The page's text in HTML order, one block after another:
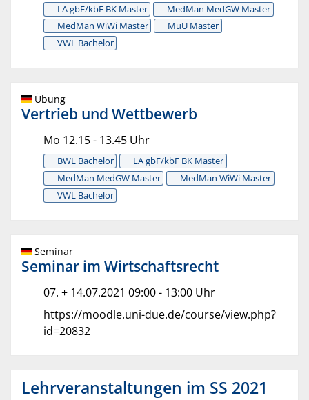
LA gbF/kbF BK Master
MedMan MedGW Master
MedMan WiWi Master
MuU Master
VWL Bachelor
Übung
Vertrieb und Wettbewerb
Mo 12.15 - 13.45 Uhr
BWL Bachelor
LA gbF/kbF BK Master
MedMan MedGW Master
MedMan WiWi Master
VWL Bachelor
Seminar
Seminar im Wirtschaftsrecht
07. + 14.07.2021 09:00 - 13:00 Uhr
https://moodle.uni-due.de/course/view.php?
id=20832
Lehrveranstaltungen im SS 2021